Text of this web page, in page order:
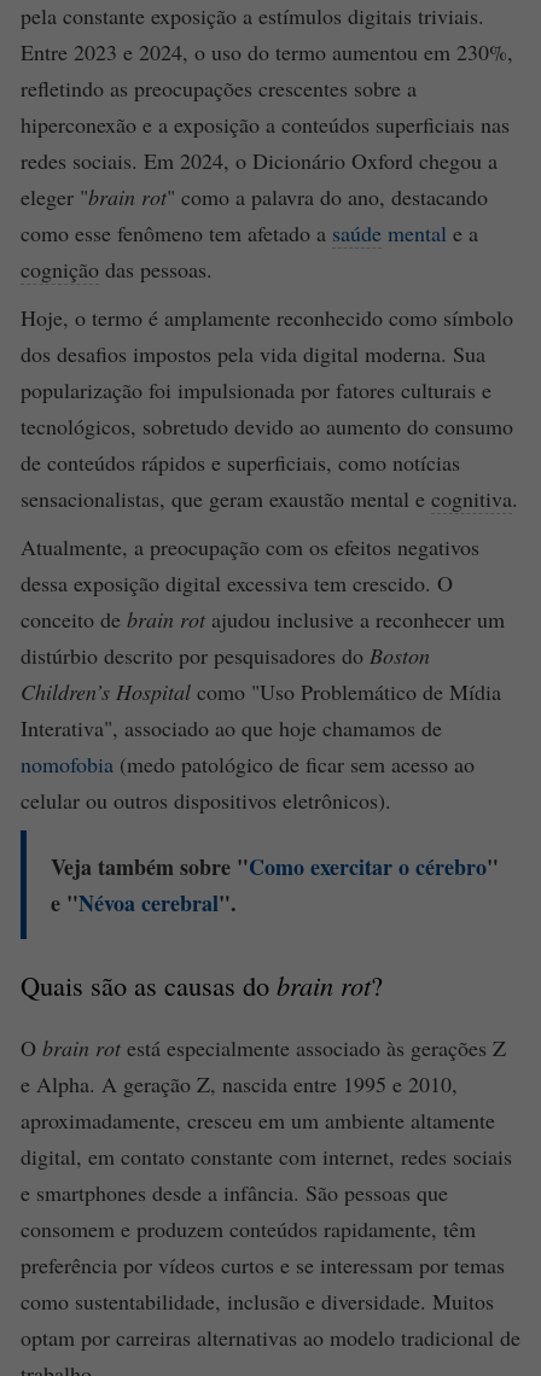
pela constante exposição a estímulos digitais triviais.
Entre 2023 e 2024, o uso do termo aumentou em 230%,
refletindo as preocupações crescentes sobre a
hiperconexão e a exposição a conteúdos superficiais nas
redes sociais. Em 2024, o Dicionário Oxford chegou a
eleger "brain rot" como a palavra do ano, destacando
como esse fenômeno tem afetado a saúde mental e a
cognição das pessoas.
Hoje, o termo é amplamente reconhecido como símbolo
dos desafios impostos pela vida digital moderna. Sua
popularização foi impulsionada por fatores culturais e
tecnológicos, sobretudo devido ao aumento do consumo
de conteúdos rápidos e superficiais, como notícias
sensacionalistas, que geram exaustão mental e cognitiva.
Atualmente, a preocupação com os efeitos negativos
dessa exposição digital excessiva tem crescido. O
conceito de brain rot ajudou inclusive a reconhecer um
distúrbio descrito por pesquisadores do Boston
Children’s Hospital como "Uso Problemático de Mídia
Interativa", associado ao que hoje chamamos de
nomofobia (medo patológico de ficar sem acesso ao
celular ou outros dispositivos eletrônicos).
Veja também sobre "Como exercitar océrebro"
e "Névoa cerebral".
Quais são as causas do brain rot?
O brain rot está especialmente associado às gerações Z
e Alpha. A geração Z, nascida entre 1995 e 2010,
aproximadamente, cresceu em um ambiente altamente
digital, em contato constante com internet, redes sociais
e smartphones desde a infância. São pessoas que
consomem e produzem conteúdos rapidamente, têm
preferência por vídeos curtos e se interessam por temas
como sustentabilidade, inclusão e diversidade. Muitos
optam por carreiras alternativas ao modelo tradicional de